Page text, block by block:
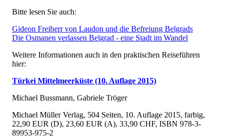
Bitte lesen Sie auch:
Gideon Freiherr von Laudon und die Befreiung Belgrads
Die Osmanen verlassen Belgrad - eine Stadt im Wandel
Weitere Informationen auch in den praktischen Reiseführen
hier:
Türkei Mittelmeerküste (10. Auflage 2015)
Michael Bussmann, Gabriele Tröger
Michael Müller Verlag, 504 Seiten, 10. Auflage 2015, farbig,
22,90 EUR (D), 23,60 EUR (A), 33,90 CHF, ISBN 978-3-
89953-975-2